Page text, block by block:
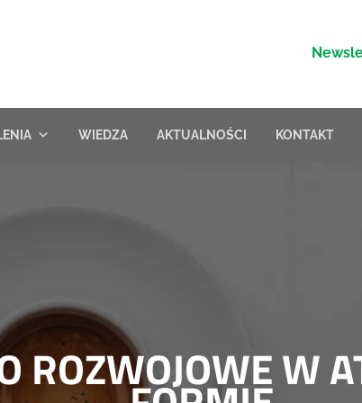
WIEDZA AKTUALNOŚCI KONTAKT
ROZWOJOWE W